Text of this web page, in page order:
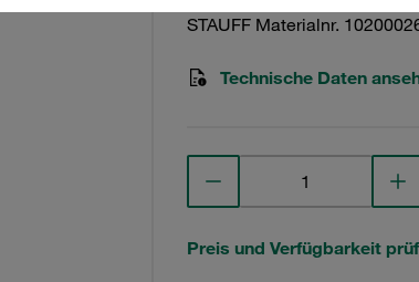
STAUFF Materialnr.
Technische Daten
Preis und Verfügbarkeit